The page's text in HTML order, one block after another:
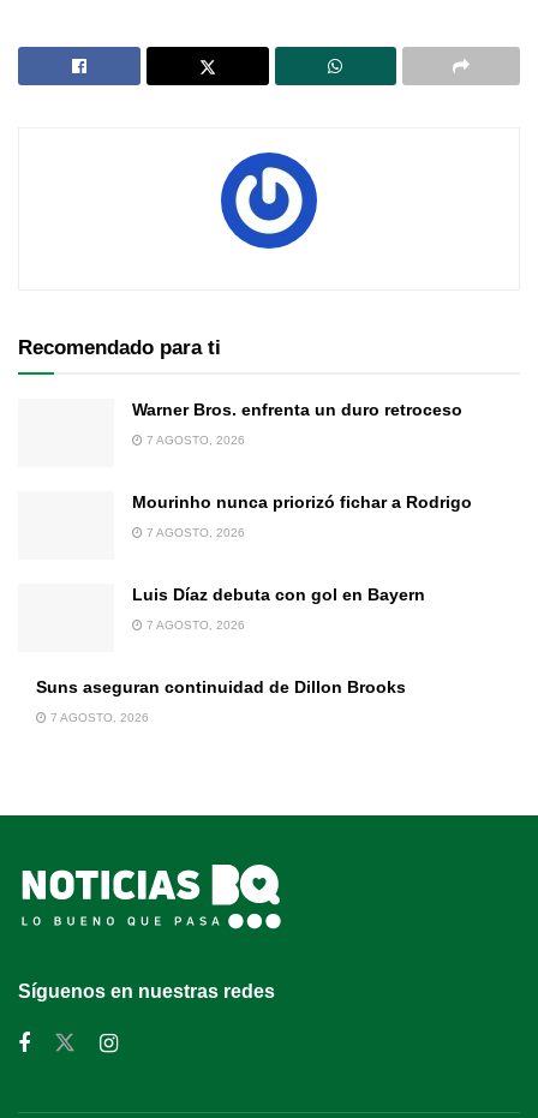
Recomendado para ti
Warner Bros. enfrenta un duro retroceso
7 AGOSTO, 2026
Mourinho nunca priorizó fichar a Rodrigo
7 AGOSTO, 2026
Luis Díaz debuta con gol en Bayern
7 AGOSTO, 2026
Suns aseguran continuidad de Dillon Brooks
7 AGOSTO, 2026
Síguenos en nuestras redes